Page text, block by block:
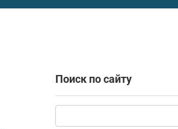
Поиск по сайту